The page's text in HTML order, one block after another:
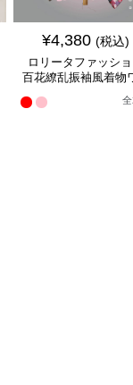
¥4,380 (税込)
ロリータファッシ
百花繚乱振袖風着物
全